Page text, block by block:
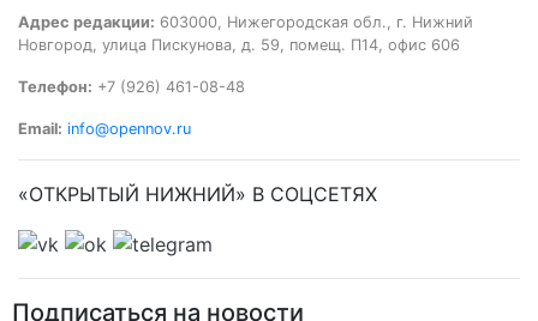
Адрес редакции: 603000, Нижегородская обл., г. Нижний
Новгород, улица Пискунова, д. 59, помещ. П14, офис 606
Телефон: +7 (926) 461-08-48
Email: info@opennov.ru
«ОТКРЫТЫЙ НИЖНИЙ» В СОЦСЕТЯХ
Подписаться на новости